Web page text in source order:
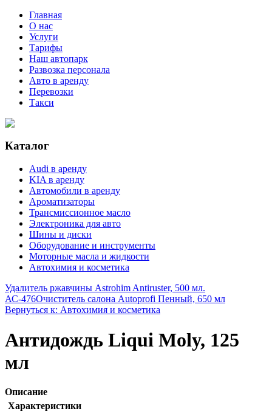
Главная
О нас
Услуги
Тарифы
Наш автопарк
Развозка персонала
Авто в аренду
Перевозки
Такси
Каталог
Audi в аренду
KIA в аренду
Автомобили в аренду
Ароматизаторы
Трансмиссионное масло
Электроника для авто
Шины и диски
Оборудование и инструменты
Моторные масла и жидкости
Автохимия и косметика
Удалитель ржавчины Astrohim Antiruster, 500 мл.
АС-476Очиститель салона Autoprofi Пенный, 650 мл
Вернуться к: Автохимия и косметика
Антидождь Liqui Moly, 125
мл
Описание
Характеристики